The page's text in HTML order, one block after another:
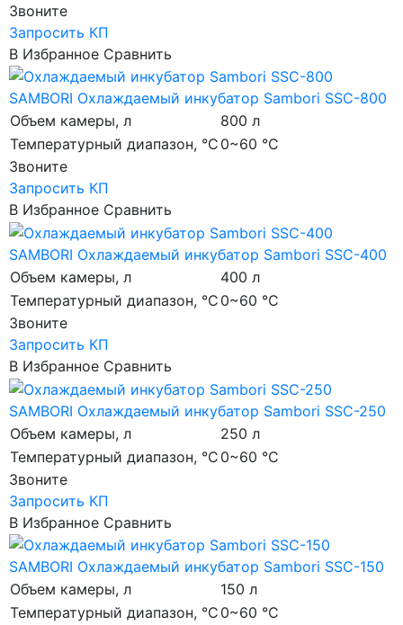
Звоните
Запросить КП
В Избранное Сравнить
SAMBORI Охлаждаемый инкубатор Sambori SSC-800
Объем камеры, л
800 л
Температурный диапазон, °C 0~60 °C
Звоните
Запросить КП
В Избранное Сравнить
SAMBORI Охлаждаемый инкубатор Sambori SSC-400
Объем камеры, л
400 л
Температурный диапазон, °C 0~60 °C
Звоните
Запросить КП
В Избранное Сравнить
SAMBORI Охлаждаемый инкубатор Sambori SSC-250
Объем камеры, л
250 л
Температурный диапазон, °C 0~60 °C
Звоните
Запросить КП
В Избранное Сравнить
SAMBORI Охлаждаемый инкубатор Sambori SSC-150
Объем камеры, л
150 л
Температурный диапазон, °C 0~60 °C